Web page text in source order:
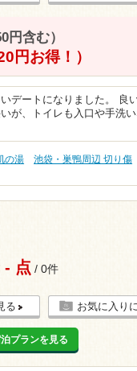
円含む）
円お得！）
デートになりました。 良
が、トイレも入口や手洗
の湯 池袋・巣鴨周辺 切り傷
- 点 / 0件
る お気に入り
プランを見る